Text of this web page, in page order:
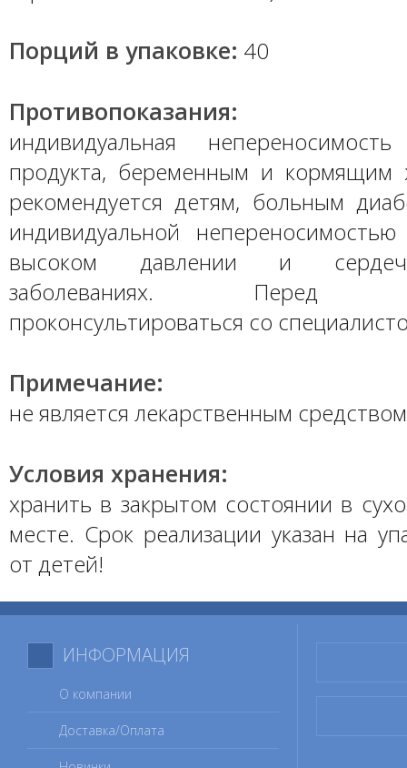
Порций в упаковке: 40
Противопоказания:
индивидуальная
продукта, беременным и
рекомендуется детям, больным
индивидуальной
высоком давлении и
заболеваниях. Перед
проконсультироваться со
Примечание:
не является лекарственным
Условия хранения:
хранить в закрытом состоянии в
месте. Срок реализации указан на
от детей!
ИНФОРМАЦИЯ
О компании
Доставка/Оплата